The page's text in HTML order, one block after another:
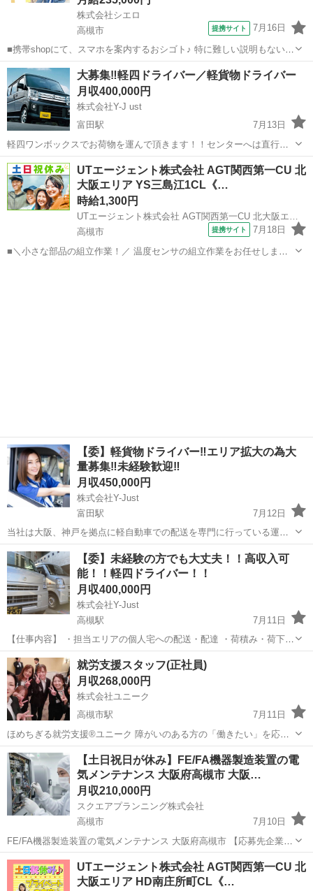
株式会社シエロ
高槻市
提携サイト 7月16日
■携帯shopにて、スマホを案内するおシゴト♪ 特に難しい説明もないの
で、ご安心を。新規契約、機種変更、 各種料金プランのご相談対応・
ご提案などをお願いします。 初めての方でも安心♪ あなた専属のコー
ディネーターが親切・丁...
大阪 高槻市 その他
大募集‼️軽四ドライバー／軽貨物ドライバー
月収400,000円
株式会社Y-J ust
富田駅
7月13日
軽四ワンボックスでお荷物を運んで頂きます！！センターへは直行直
帰ok❗️ 未経験の方でも大丈夫🙆‍♀️しっかりサポート致します！ 幅広い年
代の方が働かれています！！ ※業務委託のお仕事です！！ 🔶資格 普
通自動車運転免許...
大阪 高槻市 物流 ワンボックス
UTエージェント株式会社 AGT関西第一CU 北
大阪エリア YS三島江1CL《…
時給1,300円
UTエージェント株式会社 AGT関西第一CU 北大阪エリア YS三島江1CL《JCAL1-PC》
高槻市
提携サイト 7月18日
■＼小さな部品の組立作業！／ 温度センサの組立作業をお任せしま
【委】軽貨物ドライバー‼️エリア拡大の為大
量募集‼️未経験歓迎‼️
月収450,000円
株式会社Y-Just
富田駅
7月12日
当社は大阪、神戸を拠点に軽自動車での配送を専門に行っている運送
業者です。 物流増量の為、業務委託の軽自動車配送ドライバーを募集
します。 初期投資・加盟金・保証金ナシで始められます！ 配送業未経
験スタートもＯＫのお仕事です！...
大阪 高槻市 富田駅 宅配
【委】未経験の方でも大丈夫！！高収入可
能！！軽四ドライバー！！
月収400,000円
株式会社Y-Just
高槻駅
7月11日
【仕事内容】 ・担当エリアの個人宅への配送・配達 ・荷積み・荷下ろ
し 配達物はECサイトの荷物がメインで 小物から衣類、など安定した
案件がございます。 基本的に重い荷物はございませんので、 女性も安
心して活躍できるお仕事です...
大阪 高槻市 高槻駅 物流 未経験
就労支援スタッフ(正社員)
月収268,000円
株式会社ユニーク
高槻市駅
7月11日
ほめちぎる就労支援®ユニーク 障がいのある方の「働きたい」を応援
するお仕事です。 作業のサポートや見守り、相談対応、日常生活の支
援などを行い、一人ひとりのペースに寄り添いながら、自立や就職に
向けた成長を支えます。 ...
大阪 高槻市 高槻市駅 その他
【土日祝日が休み】FE/FA機器製造装置の電
気メンテナンス 大阪府高槻市 大阪…
月収210,000円
スクエアプランニング株式会社
高槻市
7月10日
FE/FA機器製造装置の電気メンテナンス 大阪府高槻市 【応募先企業
名】スクエアプランニング株式会社 【雇用形態】正社員【人材紹介】
【職種】整備士等の整備関連 【応募資格】 ・年齢要件: ～ 60歳 ・日
本語ネイティブレ...
大阪 高槻市 業務
UTエージェント株式会社 AGT関西第一CU 北
大阪エリア HD南庄所町CL《…